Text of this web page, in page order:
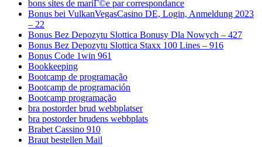
bons sites de mariГ©e par correspondance
Bonus bei VulkanVegasCasino DE, Login, Anmeldung 2023
– 22
Bonus Bez Depozytu Slottica Bonusy Dla Nowych – 427
Bonus Bez Depozytu Slottica Staxx 100 Lines – 916
Bonus Code 1win 961
Bookkeeping
Bootcamp de programação
Bootcamp de programación
Bootcamp programação
bra postorder brud webbplatser
bra postorder brudens webbplats
Brabet Cassino 910
Braut bestellen Mail